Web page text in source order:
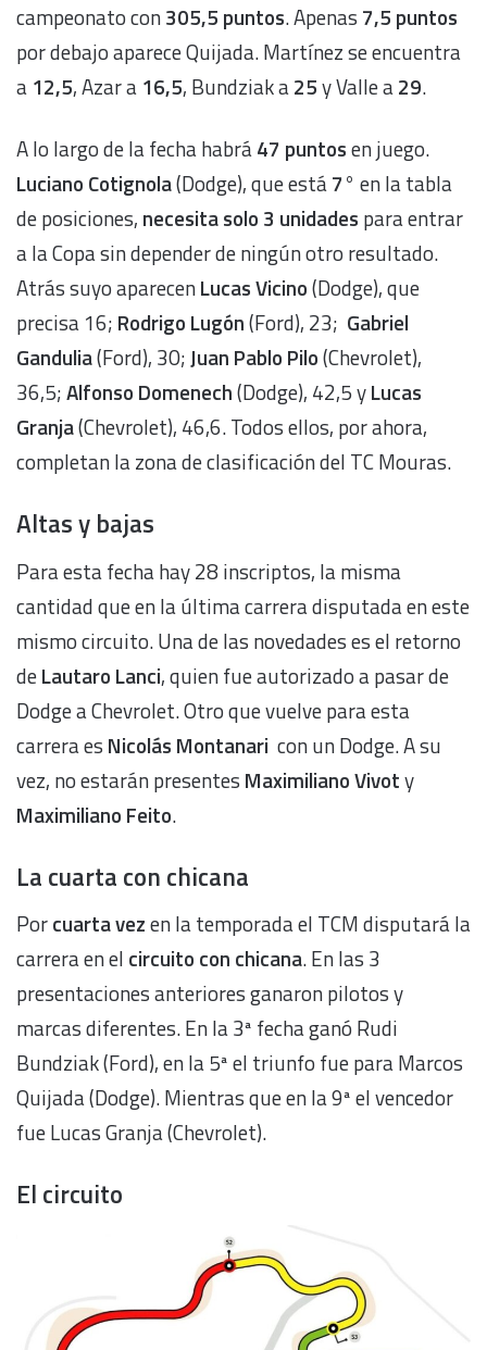
campeonato con305,5 puntos. Apenas 7,5 puntos
por debajo aparece Quijada. Martínez se encuentra
a 12,5, Azar a 16,5, Bundziak a25y Valle a29.
A lo largo de la fecha habrá47 puntosen juego.
Luciano Cotignola(Dodge), que está7° en la tabla
de posiciones, necesita solo 3 unidades para entrar
a la Copa sin depender de ningún otro resultado.
Atrás suyo aparecenLucas Vicino(Dodge), que
precisa 16; Rodrigo Lugón(Ford), 23; Gabriel
Gandulia(Ford), 30;Juan Pablo Pilo(Chevrolet),
36,5;Alfonso Domenech(Dodge), 42,5 yLucas
Granja(Chevrolet), 46,6. Todos ellos, por ahora,
completan la zona de clasificación del TC Mouras.
Altas y bajas
Para esta fecha hay 28 inscriptos, la misma
cantidad que en la última carrera disputada en este
mismo circuito. Una de las novedades es el retorno
deLautaro Lanci, quien fue autorizado a pasar de
Dodge a Chevrolet. Otro que vuelve para esta
carrera es Nicolás Montanari con un Dodge. A su
vez, no estarán presentes Maximiliano Vivoty
Maximiliano Feito.
La cuarta con chicana
Porcuarta vezen la temporada el TCM disputará la
carrera en el circuito con chicana. En las 3
presentaciones anteriores ganaron pilotos y
marcas diferentes. En la 3ª fecha ganó Rudi
Bundziak (Ford), en la 5ª el triunfo fue para Marcos
Quijada (Dodge). Mientras que en la 9ª el vencedor
fue Lucas Granja (Chevrolet).
El circuito